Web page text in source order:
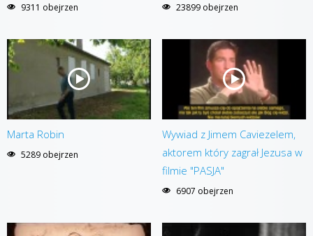
9311 obejrzen 23899 obejrzen
Marta Robin
5289 obejrzen
Wywiad z Jimem Caviezelem,
aktorem który zagrał Jezusa w
filmie "PASJA"
6907 obejrzen